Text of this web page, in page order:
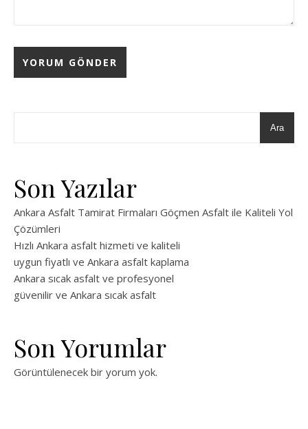
Ara
Son Yazılar
Ankara Asfalt Tamirat Firmaları Göçmen Asfalt ile Kaliteli Yol
Çözümleri
Hızlı Ankara asfalt hizmeti ve kaliteli
uygun fiyatlı ve Ankara asfalt kaplama
Ankara sıcak asfalt ve profesyonel
güvenilir ve Ankara sıcak asfalt
Son Yorumlar
Görüntülenecek bir yorum yok.